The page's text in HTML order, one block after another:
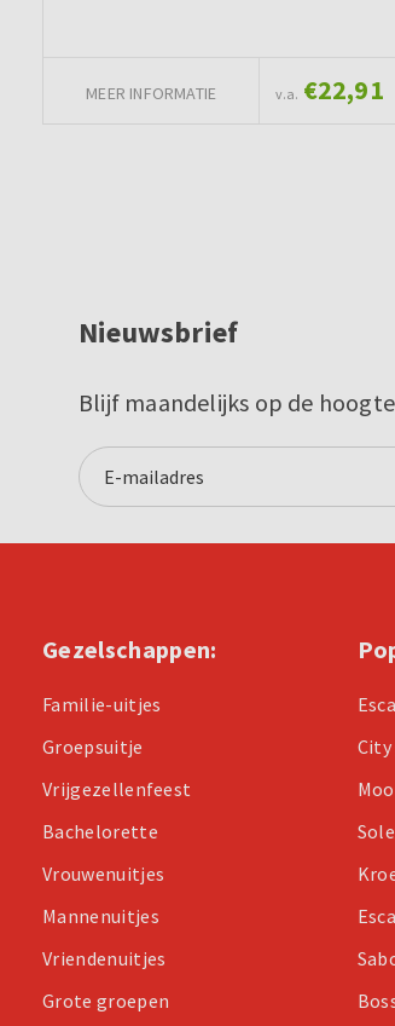
MEER INFORMATIE v.a. €22,91
Nieuwsbrief
Blijf maandelijks op de
Gezelschappen:
Familie-uitjes
Groepsuitje
Vrijgezellenfeest
Bachelorette
Vrouwenuitjes
Mannenuitjes
Vriendenuitjes
Grote groepen
City